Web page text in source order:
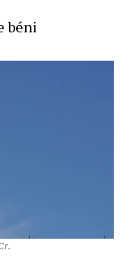
béni